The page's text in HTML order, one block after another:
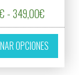
260,30€ hasta
múltiples variantes.
€ - 349,00€
OPCIONES
Este